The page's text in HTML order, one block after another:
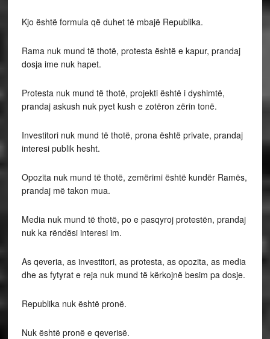
Kjo është formula që duhet të mbajë Republika.
Rama nuk mund të thotë, protesta është e kapur, prandaj
dosja ime nuk hapet.
Protesta nuk mund të thotë, projekti është i dyshimtë,
prandaj askush nuk pyet kush e zotëron zërin tonë.
Investitori nuk mund të thotë, prona është private, prandaj
interesi publik hesht.
Opozita nuk mund të thotë, zemërimi është kundër Ramës,
prandaj më takon mua.
Media nuk mund të thotë, po e pasqyroj protestën, prandaj
nuk ka rëndësi interesi im.
As qeveria, as investitori, as protesta, as opozita, as media
dhe as fytyrat e reja nuk mund të kërkojnë besim pa dosje.
Republika nuk është pronë.
Nuk është pronë e qeverisë.